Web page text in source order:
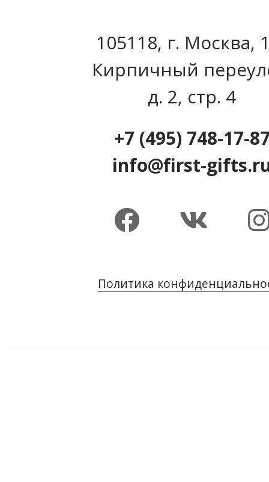
105118, г. Москва,
Кирпичный
д. 2, стр. 4
+7 (495) 748-17-
info@first-
Политика